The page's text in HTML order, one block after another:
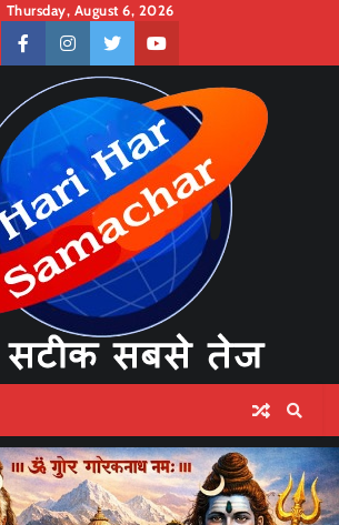
Thursday, August 6, 2026
facebookinstagramtwitteryoutube